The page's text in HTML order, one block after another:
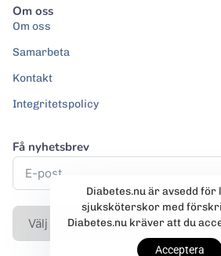
Om oss
Om oss
Samarbeta
Kontakt
Integritetspolicy
Få nyhetsbrev
Diabetes.nu är avsedd för
sjuksköterskor med
Diabetes.nu kräver att du
Acceptera